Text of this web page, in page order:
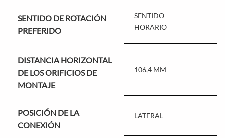
SENTIDO DE ROTACIÓN
PREFERIDO
SENTIDO
HORARIO
DISTANCIA HORIZONTAL
DE LOS ORIFICIOS DE
MONTAJE
106,4 MM
POSICIÓN DE LA
CONEXIÓN
LATERAL